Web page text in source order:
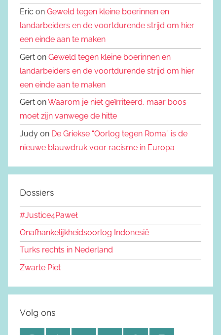
Eric on Geweld tegen kleine boerinnen en
landarbeiders en de voortdurende strijd om hier
een einde aan te maken
Gert on Geweld tegen kleine boerinnen en
landarbeiders en de voortdurende strijd om hier
een einde aan te maken
Gert onWaarom je niet geïrriteerd, maar boos
moet zijn vanwege de hitte
Judy on De Griekse “Oorlog tegen Roma” is de
nieuwe blauwdruk voor racisme in Europa
Dossiers
#Justice4Paweł
Onafhankelijkheidsoorlog Indonesië
Turks rechts in Nederland
Zwarte Piet
Volg ons